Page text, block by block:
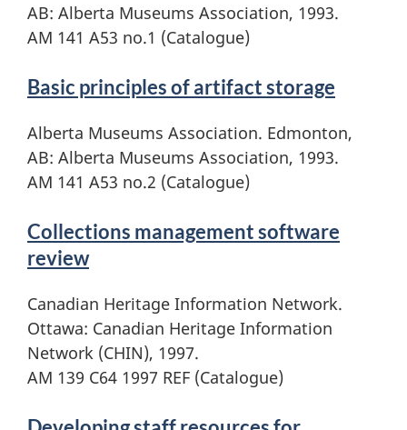
AB: Alberta Museums Association, 1993.
AM 141 A53 no.1 (Catalogue)
Basic principles of artifact storage
Alberta Museums Association. Edmonton,
AB: Alberta Museums Association, 1993.
AM 141 A53 no.2 (Catalogue)
Collections management software
review
Canadian Heritage Information Network.
Ottawa: Canadian Heritage Information
Network (CHIN), 1997.
AM 139 C64 1997 REF (Catalogue)